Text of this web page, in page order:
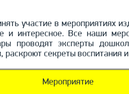
участие в мероприятиях
и интересное. Все наши
проводят эксперты
секреты воспитания
Мероприятие